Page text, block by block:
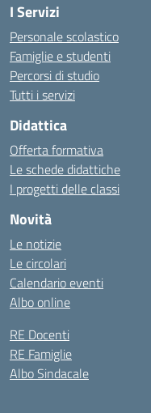
I Servizi
Personale scolastico
Famiglie e studenti
Percorsi di studio
Tutti i servizi
Didattica
Offerta formativa
Le schede didattiche
I progetti delle classi
Novità
Le notizie
Le circolari
Calendario eventi
Albo online
RE Docenti
RE Famiglie
Albo Sindacale